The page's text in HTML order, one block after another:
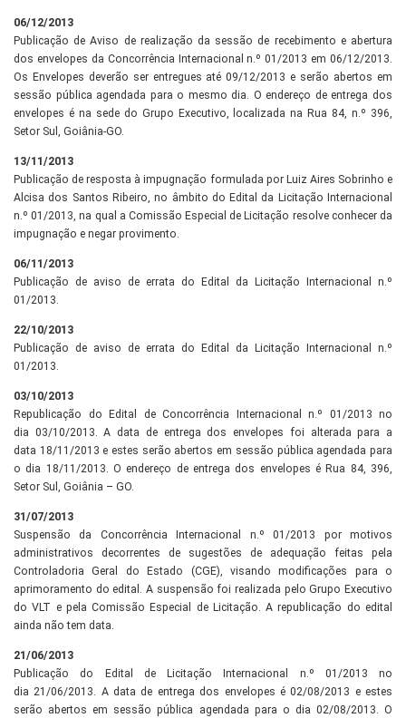
06/12/2013
Publicação de Aviso de realização da sessão de recebimento e abertura
dos envelopes da Concorrência Internacional n.º 01/2013 em 06/12/2013.
Os Envelopes deverão ser entregues até 09/12/2013 e serão abertos em
sessão pública agendada para o mesmo dia. O endereço de entrega dos
envelopes é na sede do Grupo Executivo, localizada na Rua 84, n.º 396,
Setor Sul, Goiânia-GO.
13/11/2013
Publicação de resposta à impugnação formulada por Luiz Aires Sobrinho e
Alcisa dos Santos Ribeiro, no âmbito do Edital da Licitação Internacional
n.º 01/2013, na qual a Comissão Especial de Licitação resolve conhecer da
impugnação e negar provimento.
06/11/2013
Publicação de aviso de errata do Edital da Licitação Internacional n.º
01/2013.
22/10/2013
Publicação de aviso de errata do Edital da Licitação Internacional n.º
01/2013.
03/10/2013
Republicação do Edital de Concorrência Internacional n.º 01/2013 no
dia 03/10/2013. A data de entrega dos envelopes foi alterada para a
data 18/11/2013 e estes serão abertos em sessão pública agendada para
o dia 18/11/2013. O endereço de entrega dos envelopes é Rua 84, 396,
Setor Sul, Goiânia – GO.
31/07/2013
Suspensão da Concorrência Internacional n.º 01/2013 por motivos
administrativos decorrentes de sugestões de adequação feitas pela
Controladoria Geral do Estado (CGE), visando modificações para o
aprimoramento do edital. A suspensão foi realizada pelo Grupo Executivo
do VLT e pela Comissão Especial de Licitação. A republicação do edital
ainda não tem data.
21/06/2013
Publicação do Edital de Licitação Internacional n.º 01/2013 no
dia 21/06/2013. A data de entrega dos envelopes é 02/08/2013 e estes
serão abertos em sessão pública agendada para o dia 02/08/2013. O